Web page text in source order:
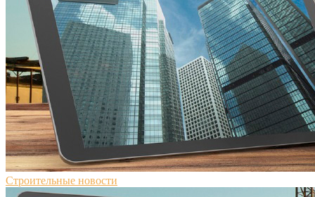
Строительные новости